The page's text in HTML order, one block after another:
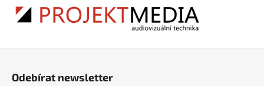
Odebírat newsletter